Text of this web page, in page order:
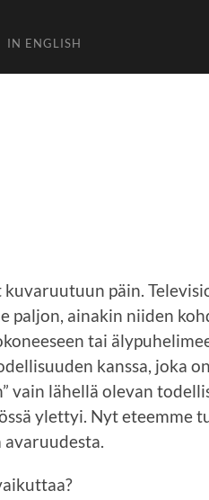
IN ENGLISH
päin.
paljon, ainakin niiden
tai
kanssa, joka
vain lähellä olevan
ylettyi. Nyt eteemme